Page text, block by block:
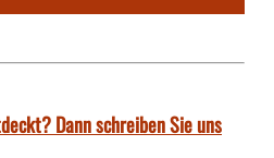
Dann schreiben Sie uns